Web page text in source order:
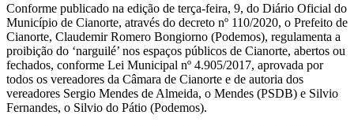
Conforme publicado na edição de terça-feira, 9, do Diário Oficial do
Município de Cianorte, através do decreto nº 110/2020, o Prefeito de
Cianorte, Claudemir Romero Bongiorno (Podemos), regulamenta a
proibição do ‘narguilé’ nos espaços públicos de Cianorte, abertos ou
fechados, conforme Lei Municipal nº 4.905/2017, aprovada por
todos os vereadores da Câmara de Cianorte e de autoria dos
vereadores Sergio Mendes de Almeida, o Mendes (PSDB) e Silvio
Fernandes, o Silvio do Pátio (Podemos).